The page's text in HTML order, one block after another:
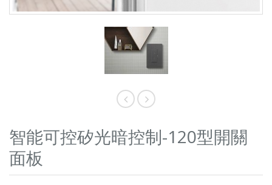
智能可控矽光暗控制-120型開關
面板